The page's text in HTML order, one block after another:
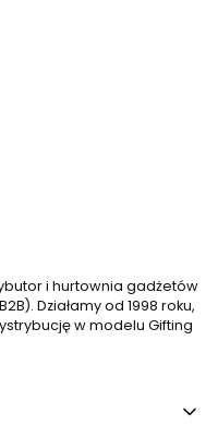
i hurtownia gadżetów
Działamy od 1998 roku,
w modelu Gifting